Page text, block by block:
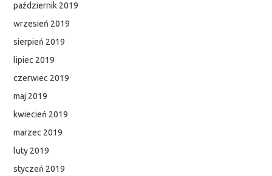
październik 2019
wrzesień 2019
sierpień 2019
lipiec 2019
czerwiec 2019
maj 2019
kwiecień 2019
marzec 2019
luty 2019
styczeń 2019